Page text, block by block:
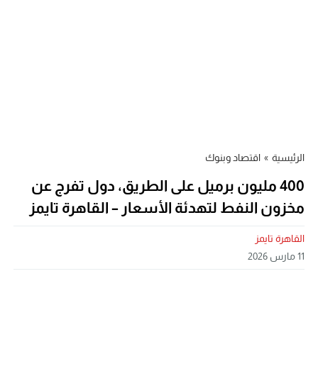
الرئيسية » اقتصاد وبنوك
400 مليون برميل على الطريق، دول تفرج عن
مخزون النفط لتهدئة الأسعار – القاهرة تايمز
القاهرة تايمز
11 مارس 2026